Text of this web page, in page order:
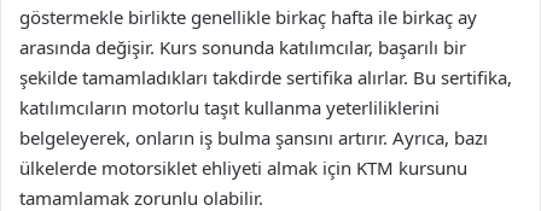
göstermekle birlikte genellikle birkaç hafta ile birkaç ay
arasında değişir. Kurs sonunda katılımcılar, başarılı bir
şekilde tamamladıkları takdirde sertifika alırlar. Bu sertifika,
katılımcıların motorlu taşıt kullanma yeterliliklerini
belgeleyerek, onların iş bulma şansını artırır. Ayrıca, bazı
ülkelerde motorsiklet ehliyeti almak için KTM kursunu
tamamlamak zorunlu olabilir.